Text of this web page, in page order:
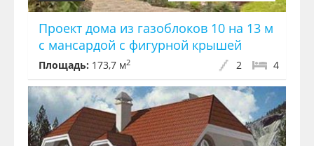
Проект дома из газоблоков 10 на 13 м
с мансардой с фигурной крышей
Площадь: 173,7 м2 4
2